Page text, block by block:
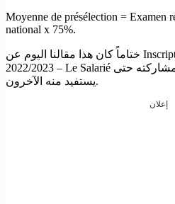
Moyenne de présélection = Examen
national x 75%.
ختاماً كان هذا مقالنا اليوم عن Inscription Concours ISPITS
2022/2023 – Le Salarié إذا أعجبك المقال فلا تنسى مشاركته حتى
يستفيد منه الآخرون.
إعلان